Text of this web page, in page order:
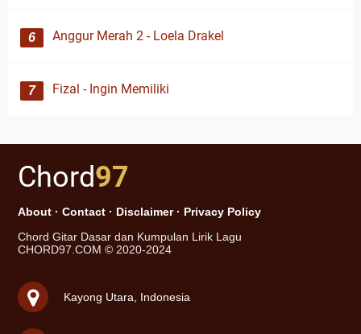
Anggur Merah 2 - Loela Drakel
Fizal - Ingin Memiliki
Chord97
About · Contact · Disclaimer· Privacy Policy
Chord Gitar Dasar dan Kumpulan Lirik Lagu
CHORD97.COM © 2020-2024
Kayong Utara, Indonesia